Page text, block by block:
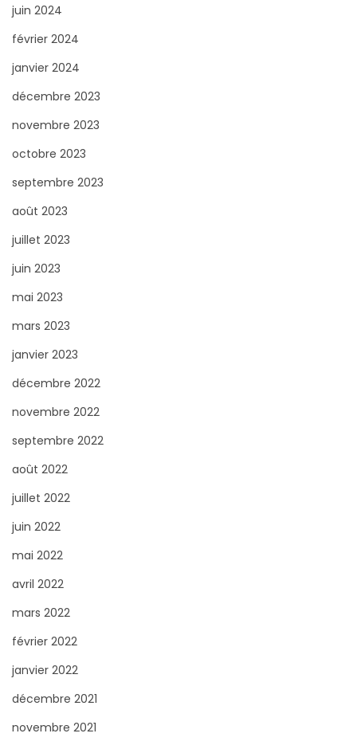
juin 2024
février 2024
janvier 2024
décembre 2023
novembre 2023
octobre 2023
septembre 2023
août 2023
juillet 2023
juin 2023
mai 2023
mars 2023
janvier 2023
décembre 2022
novembre 2022
septembre 2022
août 2022
juillet 2022
juin 2022
mai 2022
avril 2022
mars 2022
février 2022
janvier 2022
décembre 2021
novembre 2021